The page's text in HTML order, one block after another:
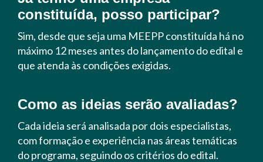
constituída, posso participar?
Sim, desde que seja uma MEEPP constituída há no
máximo 12 meses antes do lançamento do edital e
que atenda às condições exigidas.
Como as ideias serão avaliadas?
Cada ideia será analisada por dois especialistas,
com formação e experiência nas áreas temáticas
do programa, seguindo os critérios do edital.